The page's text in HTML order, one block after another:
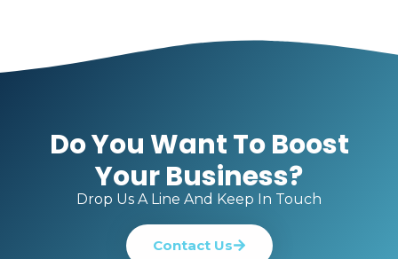
Do You Want To Boost
Your Business?
Drop Us A Line And Keep In Touch
Contact Us